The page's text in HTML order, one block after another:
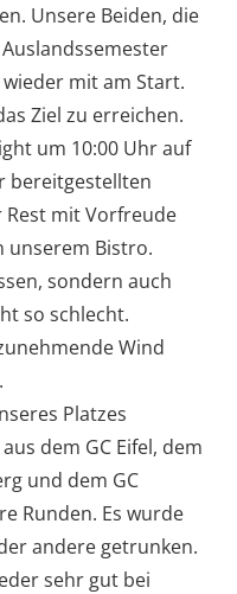
Unsere Beiden, die
mit am Start.
Ziel zu erreichen.
um 10:00 Uhr auf
bereitgestellten
mit Vorfreude
unserem Bistro.
sondern auch
so schlecht.
Wind
Platzes
dem GC Eifel, dem
und dem GC
Runden. Es wurde
andere getrunken.
sehr gut bei